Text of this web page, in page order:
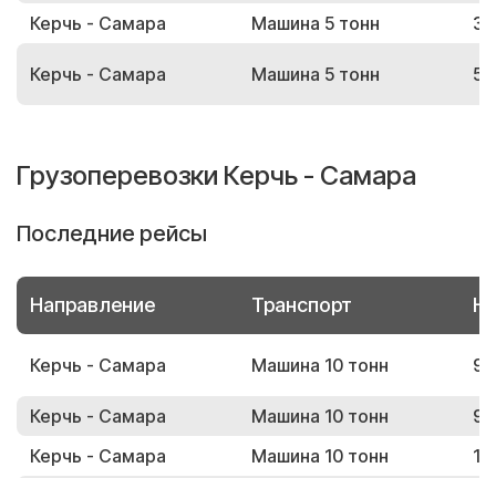
Керчь - Самара
Машина 5 тонн
Керчь - Самара Машина 5 тонн
Грузоперевозки Керчь - Самара
Последние рейсы
Направление Транспорт
Керчь - Самара Машина 10 тонн
Керчь - Самара Машина 10 тонн
Керчь - Самара
Машина 10 тонн